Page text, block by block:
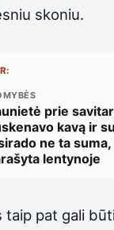
skoniu.
prie
kavą ir
ne ta
lentynoje
taip pat gali